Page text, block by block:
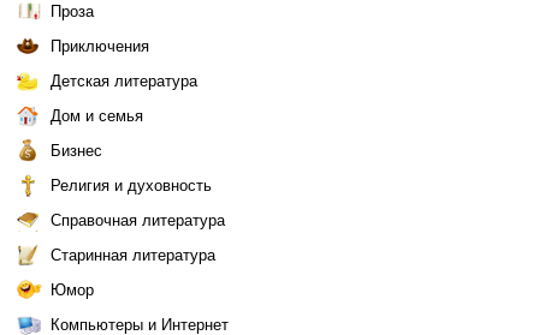
Проза
Приключения
Детская литература
Дом и семья
Бизнес
Религия и духовность
Справочная литература
Старинная литература
Юмор
Компьютеры и Интернет